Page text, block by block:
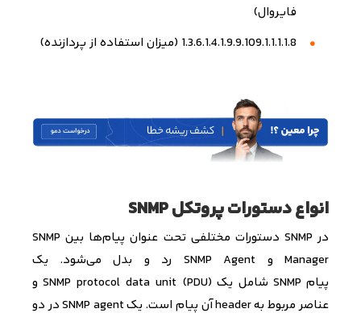
فایروال)
1.3.6.1.4.1.9.9.109.1.1.1.1.8 ( میزان استفاده از پردازنده)
انواع دستورات پروتکل SNMP
در SNMP دستورات مختلفی تحت عنوان پیام‌ها بین SNMP
Manager و SNMP Agent رد و بدل می‌­شود.
یک
پیام SNMP شامل یک SNMP protocol data unit (PDU) و
عناصر مربوط بهheaderآن پیام است. یکSNMP agentدر دو